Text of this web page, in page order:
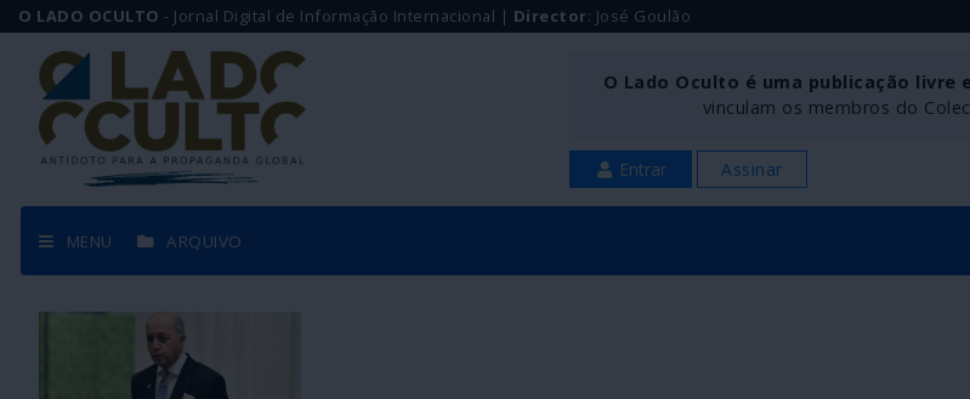
O LADO OCULTO - Jornal Digital de Informação Internacional | Director: José Goulão
O Lado Oculto é uma publicação livre
vinculam os membros do
Entrar Assinar
MENU ARQUIVO